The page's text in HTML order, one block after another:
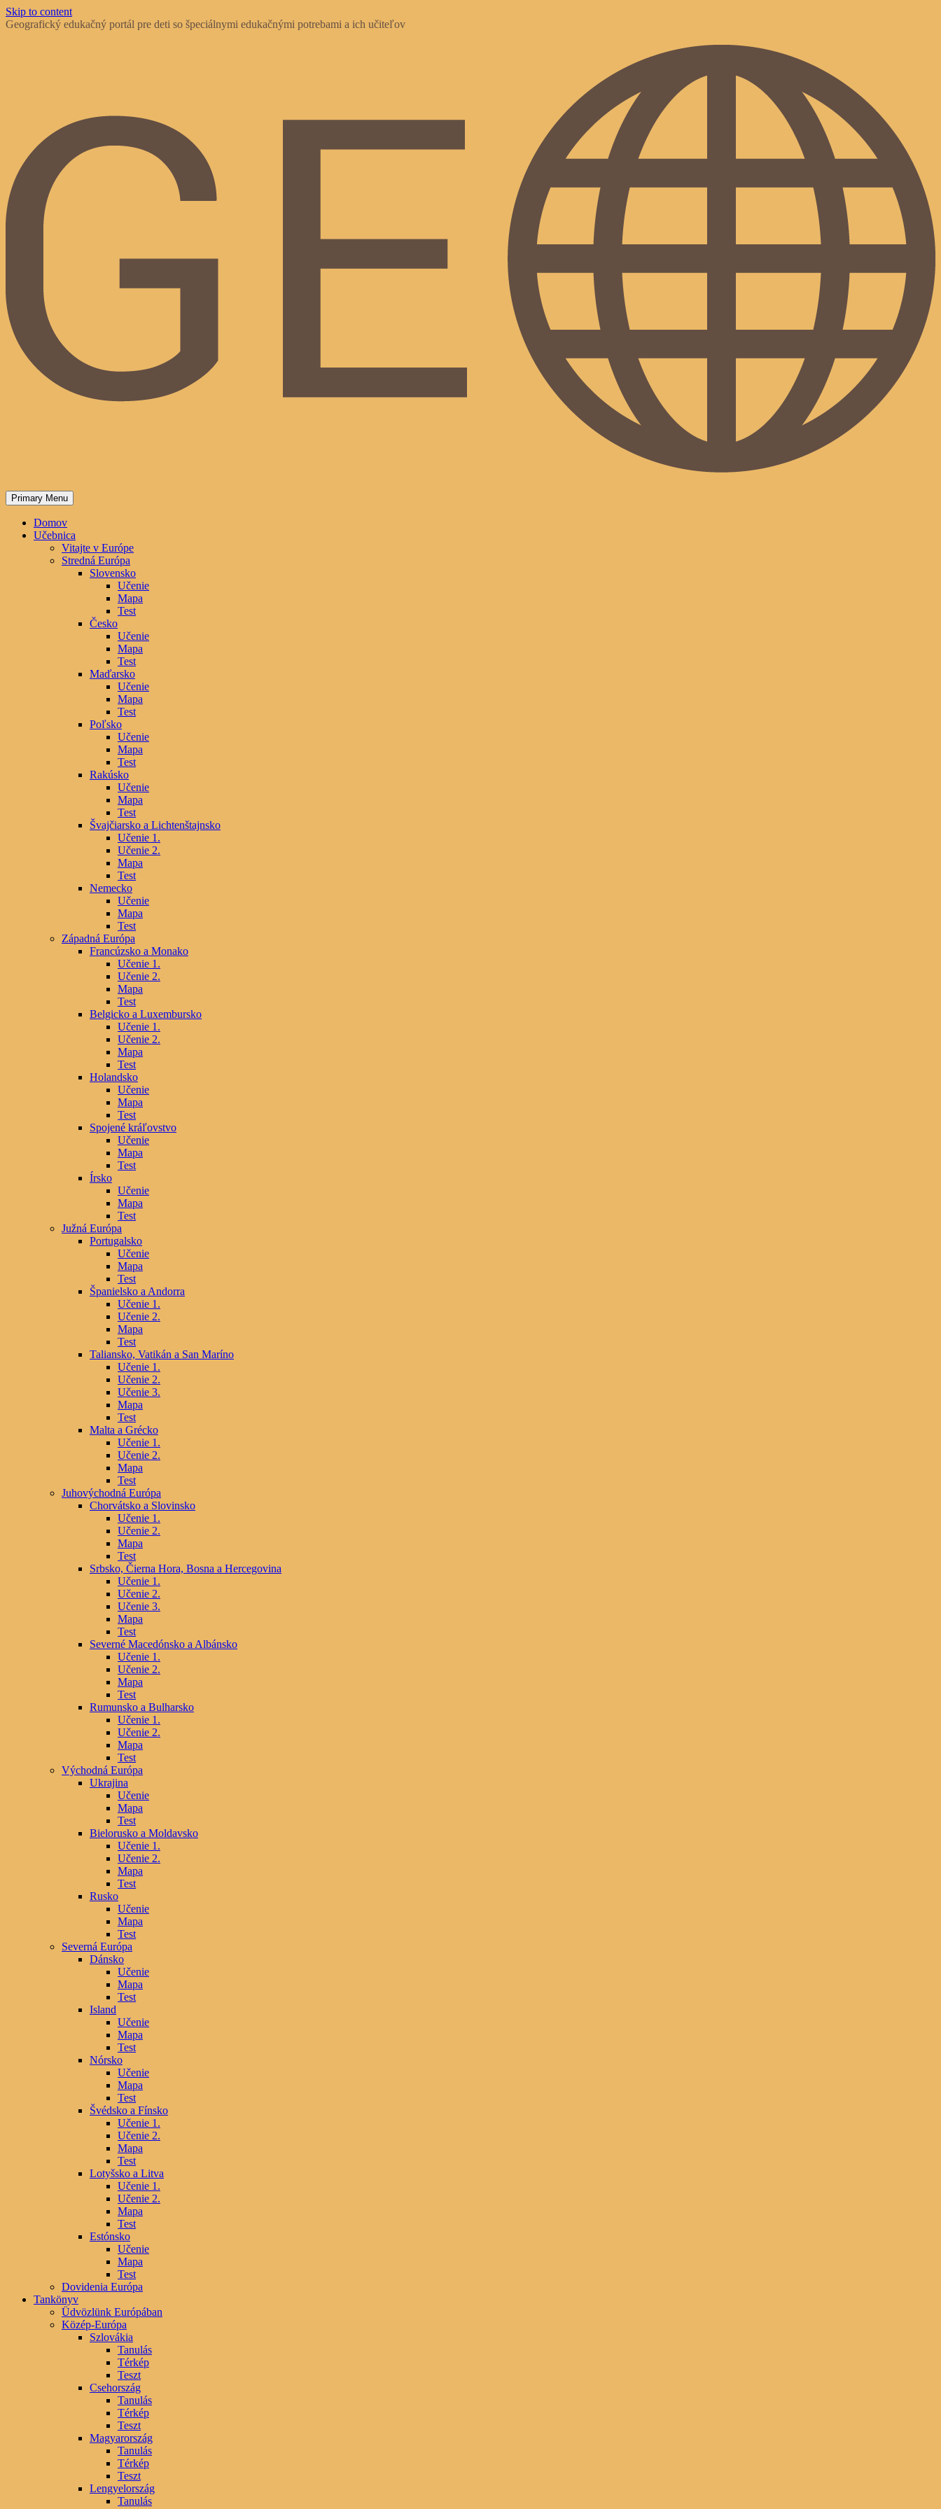
Skip to content
Geografický edukačný portál pre deti so špeciálnymi edukačnými potrebami a ich učiteľov
Primary Menu
Domov
Učebnica
Vitajte v Európe
Stredná Európa
Slovensko
Učenie
Mapa
Test
Česko
Učenie
Mapa
Test
Maďarsko
Učenie
Mapa
Test
Poľsko
Učenie
Mapa
Test
Rakúsko
Učenie
Mapa
Test
Švajčiarsko a Lichtenštajnsko
Učenie 1.
Učenie 2.
Mapa
Test
Nemecko
Učenie
Mapa
Test
Západná Európa
Francúzsko a Monako
Učenie 1.
Učenie 2.
Mapa
Test
Belgicko a Luxembursko
Učenie 1.
Učenie 2.
Mapa
Test
Holandsko
Učenie
Mapa
Test
Spojené kráľovstvo
Učenie
Mapa
Test
Írsko
Učenie
Mapa
Test
Južná Európa
Portugalsko
Učenie
Mapa
Test
Španielsko a Andorra
Učenie 1.
Učenie 2.
Mapa
Test
Taliansko, Vatikán a San Maríno
Učenie 1.
Učenie 2.
Učenie 3.
Mapa
Test
Malta a Grécko
Učenie 1.
Učenie 2.
Mapa
Test
Juhovýchodná Európa
Chorvátsko a Slovinsko
Učenie 1.
Učenie 2.
Mapa
Test
Srbsko, Čierna Hora, Bosna a Hercegovina
Učenie 1.
Učenie 2.
Učenie 3.
Mapa
Test
Severné Macedónsko a Albánsko
Učenie 1.
Učenie 2.
Mapa
Test
Rumunsko a Bulharsko
Učenie 1.
Učenie 2.
Mapa
Test
Východná Európa
Ukrajina
Učenie
Mapa
Test
Bielorusko a Moldavsko
Učenie 1.
Učenie 2.
Mapa
Test
Rusko
Učenie
Mapa
Test
Severná Európa
Dánsko
Učenie
Mapa
Test
Island
Učenie
Mapa
Test
Nórsko
Učenie
Mapa
Test
Švédsko a Fínsko
Učenie 1.
Učenie 2.
Mapa
Test
Lotyšsko a Litva
Učenie 1.
Učenie 2.
Mapa
Test
Estónsko
Učenie
Mapa
Test
Dovidenia Európa
Tankönyv
Üdvözlünk Európában
Közép-Európa
Szlovákia
Tanulás
Térkép
Teszt
Csehország
Tanulás
Térkép
Teszt
Magyarország
Tanulás
Térkép
Teszt
Lengyelország
Tanulás